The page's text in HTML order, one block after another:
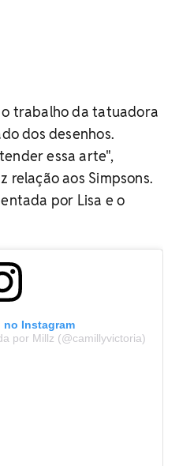
trabalho da tatuadora
dos desenhos.
essa arte",
relação aos Simpsons.
por Lisa e o
no Instagram
por Millz (@camillyvictoria)